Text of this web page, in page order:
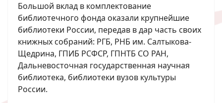
Большой вклад в комплектование
библиотечного фонда оказали крупнейшие
библиотеки России, передав в дар часть своих
книжных собраний: РГБ, РНБ им. Салтыкова-
Щедрина, ГПИБ РСФСР, ГПНТБ СО РАН,
Дальневосточная государственная научная
библиотека, библиотеки вузов культуры
России.